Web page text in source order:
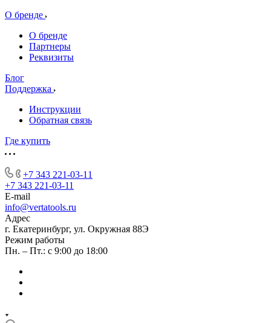
О бренде
О бренде
Партнеры
Реквизиты
Блог
Поддержка
Инструкции
Обратная связь
Где купить
+7 343 221-03-11
+7 343 221-03-11
E-mail
info@vertatools.ru
Адрес
г. Екатеринбург, ул. Окружная 88Э
Режим работы
Пн. – Пт.: с 9:00 до 18:00